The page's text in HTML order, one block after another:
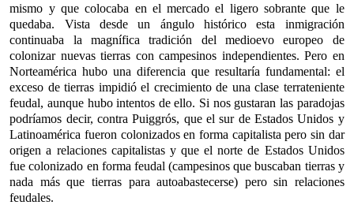
mismo y que colocaba en el mercado el ligero sobrante que le
quedaba. Vista desde un ángulo histórico esta inmigración
continuaba la magnífica tradición del medioevo europeo de
colonizar nuevas tierras con campesinos independientes. Pero en
Norteamé­rica hubo una diferencia que resultaría fundamental: el
exceso de tierras impidió el crecimiento de una clase terrateniente
feudal, aunque hubo intentos de ello. Si nos gustaran las paradojas
podríamos decir, contra Puiggrós, que el sur de Estados Unidos y
Latinoamérica fueron colonizados en forma capitalista pero sin dar
origen a relaciones capitalistas y que el norte de Estados Unidos
fue colonizado en forma feudal (campesinos que buscaban tierras y
nada más que tierras para autoabastecerse) pero sin relaciones
feudales.